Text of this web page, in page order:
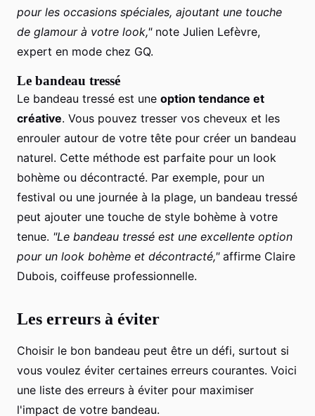
pour les occasions spéciales, ajoutant une touche
de glamour à votre look,"note Julien Lefèvre,
expert en mode chez GQ.
Le bandeau tressé
Le bandeau tressé est une option tendance et
créative. Vous pouvez tresser vos cheveux et les
enrouler autour de votre tête pour créer un bandeau
naturel. Cette méthode est parfaite pour un look
bohème ou décontracté. Par exemple, pour un
festival ou une journée à la plage, un bandeau tressé
peut ajouter une touche de style bohème à votre
tenue. "Le bandeau tressé est une excellente option
pour un look bohème et décontracté,"affirme Claire
Dubois, coiffeuse professionnelle.
Les erreurs à éviter
Choisir le bon bandeau peut être un défi, surtout si
vous voulez éviter certaines erreurs courantes. Voici
une liste des erreurs à éviter pour maximiser
l'impact de votre bandeau.